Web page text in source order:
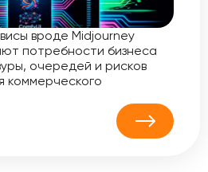
вроде Midjourney
потребности бизнеса
очередей и рисков
коммерческого